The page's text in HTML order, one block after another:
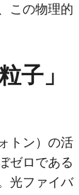
この物理的
子」
トン）の活
ゼロである
光ファイバ